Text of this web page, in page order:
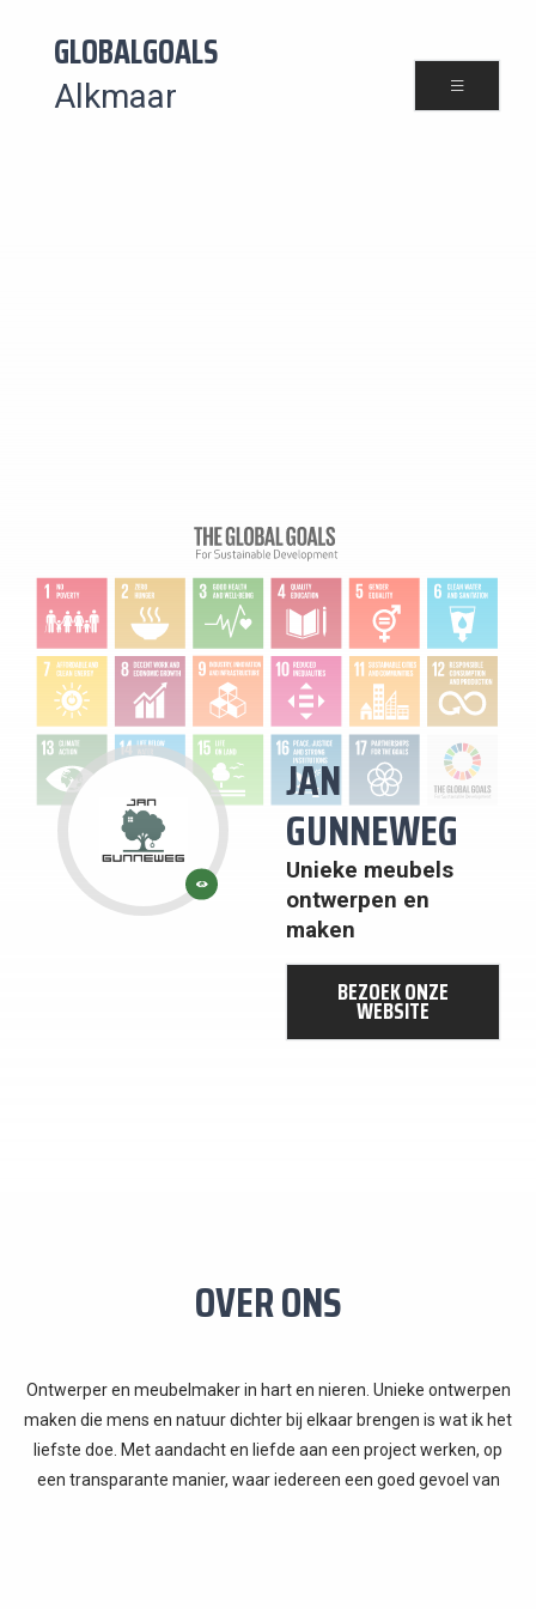
GLOBALGOALS
Alkmaar
13:
KLIMAATACTIE
JAN
GUNNEWEG
Unieke meubels
ontwerpen en
maken
BEZOEK ONZE
WEBSITE
OVER ONS
Ontwerper en meubelmaker in hart en nieren. Unieke ontwerpen
maken die mens en natuur dichter bij elkaar brengen is wat ik het
liefste doe. Met aandacht en liefde aan een project werken, op
een transparante manier, waar iedereen een goed gevoel van